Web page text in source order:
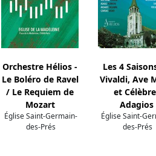
Orchestre Hélios -
Le Boléro de Ravel
/ Le Requiem de
Mozart
Église Saint-Germain-
des-Prés
Les 4
Vivaldi, Ave
et
Adagios
Église Saint-
des-Prés